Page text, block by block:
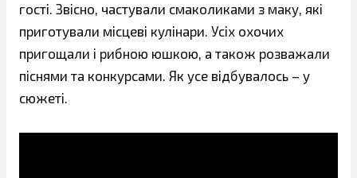
гості. Звісно, частували смаколиками з маку, які
приготували місцеві кулінари. Усіх охочих
пригощали і рибною юшкою, а також розважали
піснями та конкурсами. Як усе відбувалось – у
сюжеті.